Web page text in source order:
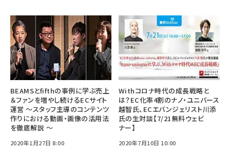
BEAMSとfifthの事例に学ぶ売上
＆ファンを増やし続けるECサイト
運営 ～スタッフ主導のコンテンツ
作りにおける動画・画像の活用法
を徹底解説 ～
2020年1月27日 8:00
Withコロナ時代の成長戦略と
は？EC化率4割のナノ・ユニバース
越智氏、ECエバンジェリスト川添
氏の生対談【7/21無料ウェビ
ナー】
2020年7月10日 10:00